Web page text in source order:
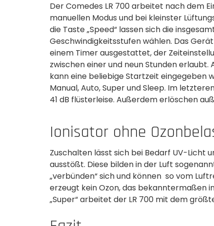
Der Comedes LR 700 arbeitet nach dem
manuellen Modus und bei kleinster
die Taste „Speed“ lassen sich die
Geschwindigkeits­stufen wählen. Das
einem Timer ausgestattet, der
zwischen einer und neun Stunden erlaubt.
kann eine beliebige­ Startzeit eingegeben
Manual, Auto, Super und Sleep. Im
41 dB flüsterleise. Außerdem erlöschen
Ionisator ohne
Zuschalten lässt sich bei Bedarf UV-Licht
ausstößt. Diese bilden in der Luft
„verbünden“ sich und können so vom
erzeugt kein Ozon, das bekanntermaßen
„Super“ arbeitet der LR 700 mit dem